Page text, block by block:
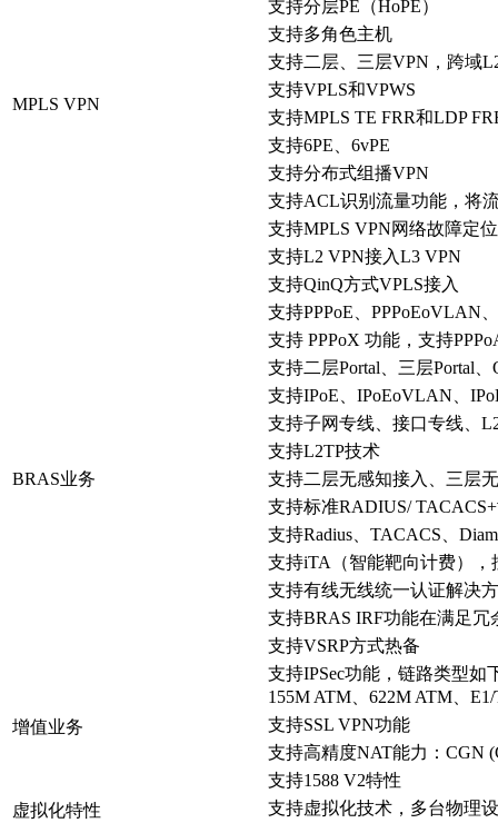
MPLS VPN
支持分层PE（HoPE）
支持多角色主机
支持二层、三层VPN，跨域
支持VPLS和VPWS
支持MPLS TE FRR和LDP
支持6PE、6vPE
支持分布式组播VPN
支持ACL识别流量功能，将
支持MPLS VPN网络故障定
支持L2 VPN接入L3 VPN
支持QinQ方式VPLS接入
BRAS业务
支持PPPoE、PPPoEoVLAN
支持 PPPoX 功能，支持
支持二层Portal、三层Portal
支持IPoE、IPoEoVLAN、
支持子网专线、接口专线、
支持L2TP技术
支持二层无感知接入、三层
支持标准RADIUS/
支持Radius、TACACS、
支持iTA（智能靶向计费），
支持有线无线统一认证解决
支持BRAS IRF功能在满足
支持VSRP方式热备
增值业务
支持IPSec功能，链路类型如
155M ATM、622M ATM、
支持SSL VPN功能
支持高精度NAT能力：CGN
支持1588 V2特性
虚拟化特性
支持虚拟化技术，多台物理